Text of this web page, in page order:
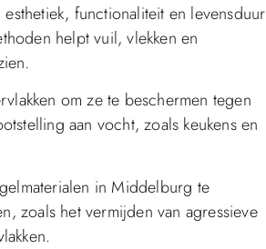
functionaliteit en levensduur
helpt vuil, vlekken en
om ze te beschermen tegen
aan vocht, zoals keukens en
in Middelburg te
zoals het vermijden van agressieve